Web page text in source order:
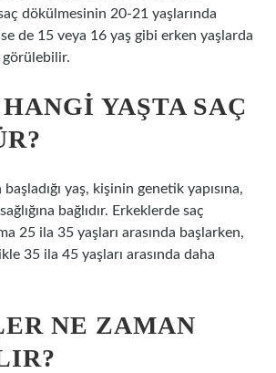
dökülmesinin 20-21 yaşlarında
de 15 veya 16 yaş gibi erken yaşlarda
görülebilir.
YAŞTA SAÇ
yaş, kişinin genetik yapısına,
bağlıdır. Erkeklerde saç
25 ila 35 yaşları arasında başlarken,
35 ila 45 yaşları arasında daha
NE ZAMAN